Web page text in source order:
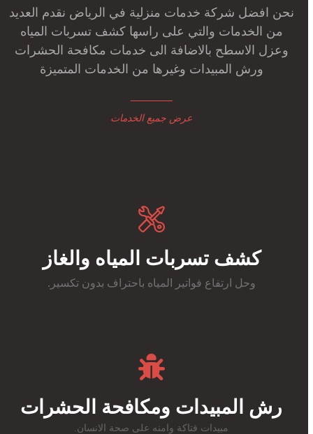
نحن افضل شركة خدمات منزلية في الرياض نقدم العديد
من الخدمات والتي على راسها كشف تسربات المياه
وعزل الاسطح بالاضافة الى خدمات مكافحة الحشرات
ورش المبيدات وغيرها من الخدمات المتميزة
عرض جميع الخدمات
كشف تسربات المياه والغاز
وحل ارتفاع فواتير المياه باحتراف بدون تكسير.
رش المبيدات ومكافحة الحشرات
مبيدات فتاكة وامنه على صحة الانسان.